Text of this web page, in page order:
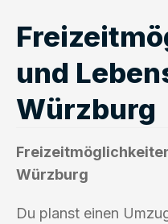
und
Würzburg
Würzburg
Du planst einen